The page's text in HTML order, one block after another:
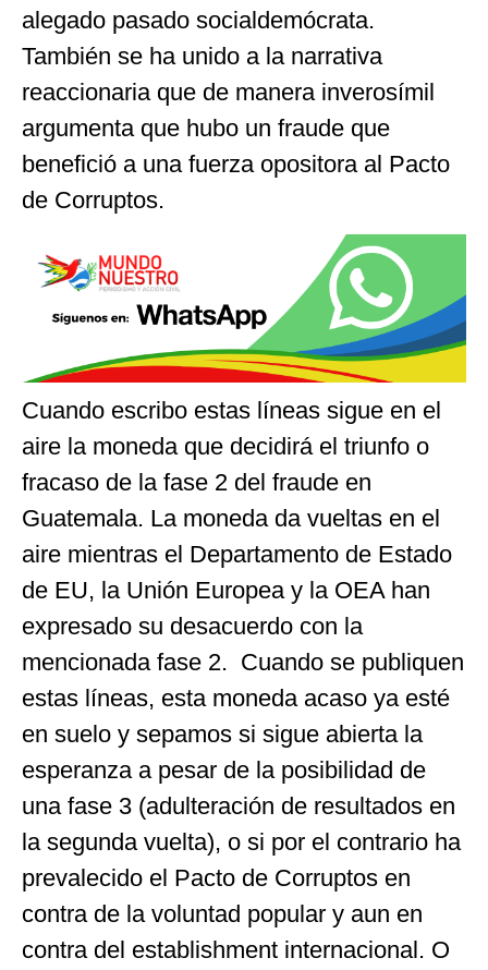
alegado pasado socialdemócrata.
También se ha unido a la narrativa
reaccionaria que de manera inverosímil
argumenta que hubo un fraude que
benefició a una fuerza opositora al Pacto
de Corruptos.
Cuando escribo estas líneas sigue en el
aire la moneda que decidirá el triunfo o
fracaso de la fase 2 del fraude en
Guatemala. La moneda da vueltas en el
aire mientras el Departamento de Estado
de EU, la Unión Europea y la OEA han
expresado su desacuerdo con la
mencionada fase 2. Cuando se publiquen
estas líneas, esta moneda acaso ya esté
en suelo y sepamos si sigue abierta la
esperanza a pesar de la posibilidad de
una fase 3 (adulteración de resultados en
la segunda vuelta), o si por el contrario ha
prevalecido el Pacto de Corruptos en
contra de la voluntad popular y aun en
contra del establishment internacional. O